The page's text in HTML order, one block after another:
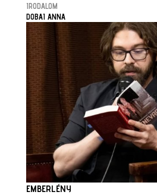
IRODALOM
DOBAI ANNA
EMBERLÉNY